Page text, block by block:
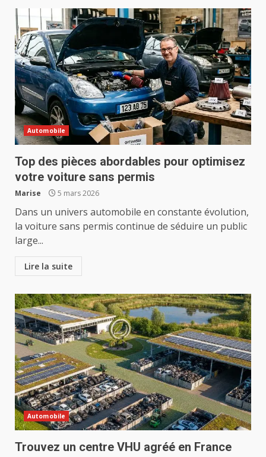
Automobile
Top des pièces abordables pour optimisez
votre voiture sans permis
Marise 5 mars 2026
Dans un univers automobile en constante évolution,
la voiture sans permis continue de séduire un public
large...
Lire la suite
Automobile
Trouvez un centre VHU agréé en France